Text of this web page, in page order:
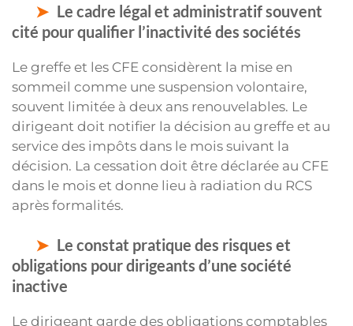
Le cadre légal et administratif souvent
cité pour qualifier l’inactivité des sociétés
Le greffe et les CFE considèrent la mise en
sommeil comme une suspension volontaire,
souvent limitée à deux ans renouvelables. Le
dirigeant doit notifier la décision au greffe et au
service des impôts dans le mois suivant la
décision. La cessation doit être déclarée au CFE
dans le mois et donne lieu à radiation du RCS
après formalités.
Le constat pratique des risques et
obligations pour dirigeants d’une société
inactive
Le dirigeant garde des obligations comptables